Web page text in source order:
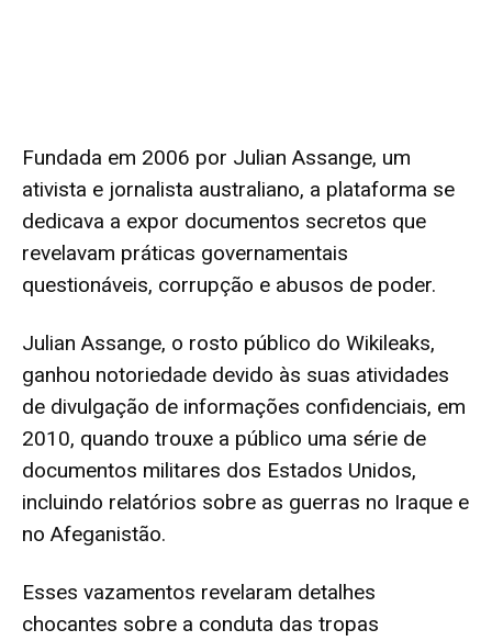
Fundada em 2006 por Julian Assange, um
ativista e jornalista australiano, a plataforma se
dedicava a expor documentos secretos que
revelavam práticas governamentais
questionáveis, corrupção e abusos de poder.
Julian Assange, o rosto público do Wikileaks,
ganhou notoriedade devido às suas atividades
de divulgação de informações confidenciais, em
2010, quando trouxe a público uma série de
documentos militares dos Estados Unidos,
incluindo relatórios sobre as guerras no Iraque e
no Afeganistão.
Esses vazamentos revelaram detalhes
chocantes sobre a conduta das tropas